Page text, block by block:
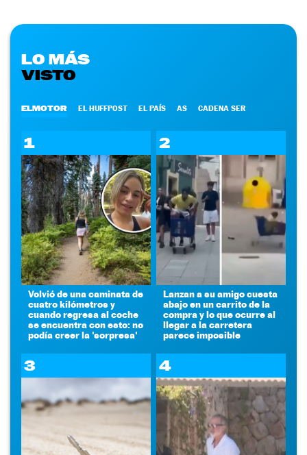
LO MÁS
VISTO
ELMOTOR EL HUFFPOST EL PAÍS AS CADENA SER
1
Volvió de una caminata de
cuatro kilómetros y
cuando regresa al coche
se encuentra con esto: no
podía creer la 'sorpresa'
2
Lanzan a su amigo cuesta
abajo en un carrito de la
compra y lo que ocurre al
llegar a la carretera
parece imposible
3 4